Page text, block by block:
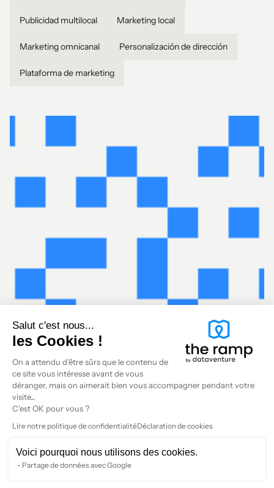
Publicidad multilocal Marketing local
Marketing omnicanal Personalización de dirección
Plataforma de marketing
Salut c'est nous...
les Cookies !
On a attendu d'être sûrs que le contenu de
ce site vous intéresse avant de vous
déranger, mais on aimerait bien vous accompagner pendant votre
visite...
C'est OK pour vous ?
Lire notre politique de confidentialitéDéclaration de cookies
Voici pourquoi nous utilisons des cookies.
Partage de données avec Google